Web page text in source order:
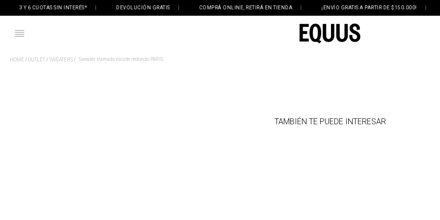
3 Y 6 CUOTAS SIN INTERÉS* DEVOLUCIÓN GRATIS COMPRÁ ONLINE, RETIRÁ EN TIENDA ¡ENVÍO GRATIS A PARTIR DE $150.000!
OUTLET SWEATERS Sweater tramado escote redondo PARIS
TAMBIÉN TE PUEDE INTERESAR